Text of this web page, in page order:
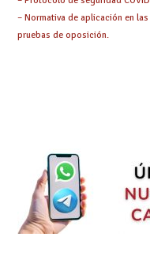
– Normativa de aplicación en las
pruebas de oposición.